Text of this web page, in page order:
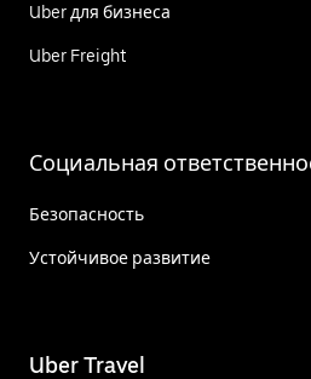
Uber для бизнеса
Uber Freight
Социальная
Безопасность
Устойчивое развитие
Uber Travel